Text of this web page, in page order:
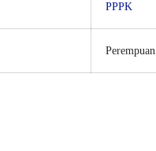
PPPK
Perempuan